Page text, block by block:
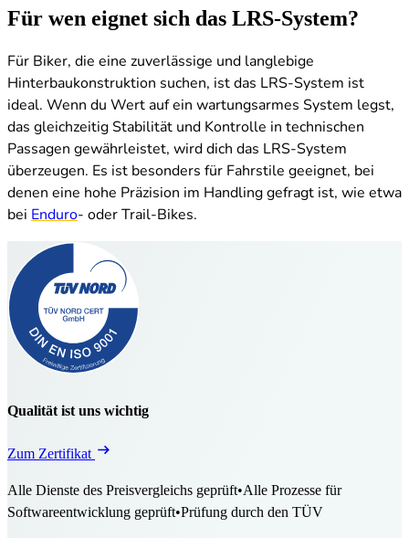
Für wen eignet sich das LRS-System?
Für Biker, die eine zuverlässige und langlebige
Hinterbaukonstruktion suchen, ist das LRS-System ist
ideal. Wenn du Wert auf ein wartungsarmes System legst,
das gleichzeitig Stabilität und Kontrolle in technischen
Passagen gewährleistet, wird dich das LRS-System
überzeugen. Es ist besonders für Fahrstile geeignet, bei
denen eine hohe Präzision im Handling gefragt ist, wie etwa
bei Enduro- oder Trail-Bikes.
Qualität ist uns wichtig
Zum Zertifikat
Alle Dienste des Preisvergleichs geprüft•Alle Prozesse für
Softwareentwicklung geprüft•Prüfung durch den TÜV